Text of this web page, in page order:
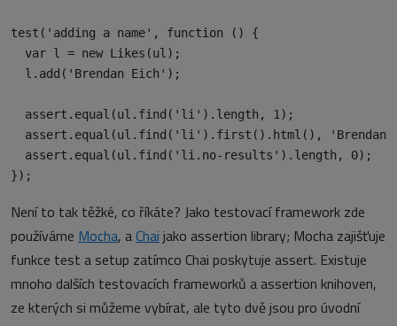
test('adding a name', function () {
  var l = new Likes(ul);
  l.add('Brendan Eich');
  assert.equal(ul.find('li').length, 1);
assert.equal(ul.find('li').first().html(), 'Brendan
  assert.equal(ul.find('li.no-results').length, 0);
Není to tak těžké, co říkáte? Jako testovací framework zde
používáme Mocha, aChai jako assertion library; Mocha zajišťuje
funkce test a setup zatímco Chai poskytuje assert. Existuje
mnoho dalších testovacích frameworků a assertion knihoven,
ze kterých si můžeme vybírat, ale tyto dvě jsou pro úvodní